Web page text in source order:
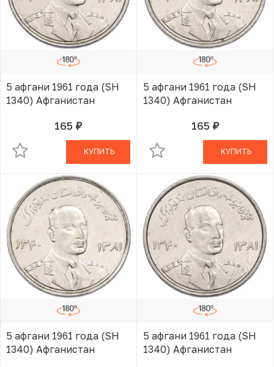
5 афгани 1961 года (SH
1340) Афганистан
165 руб.В КОРЗИНЕ
КУПИТЬ
5 афгани 1961 года (SH
1340) Афганистан
165 руб.В КОРЗИНЕ
КУПИТЬ
5 афгани 1961 года (SH
1340) Афганистан
5 афгани 1961 года (SH
1340) Афганистан